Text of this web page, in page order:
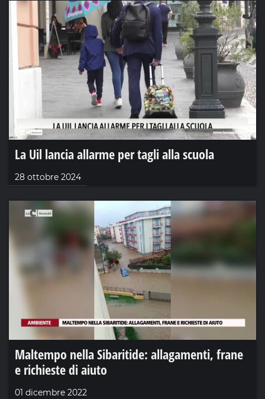
La Uil lancia allarme per tagli alla scuola
28 ottobre 2024
Maltempo nella Sibaritide: allagamenti, frane
e richieste di aiuto
01 dicembre 2022